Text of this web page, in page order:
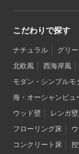
こだわりで探す
ナチュラル グリ
北欧風
西海岸風
モダン・シンプルモ
海・オーシャンビュ
ウッド壁
レンガ壁
フローリング床
コンクリート床